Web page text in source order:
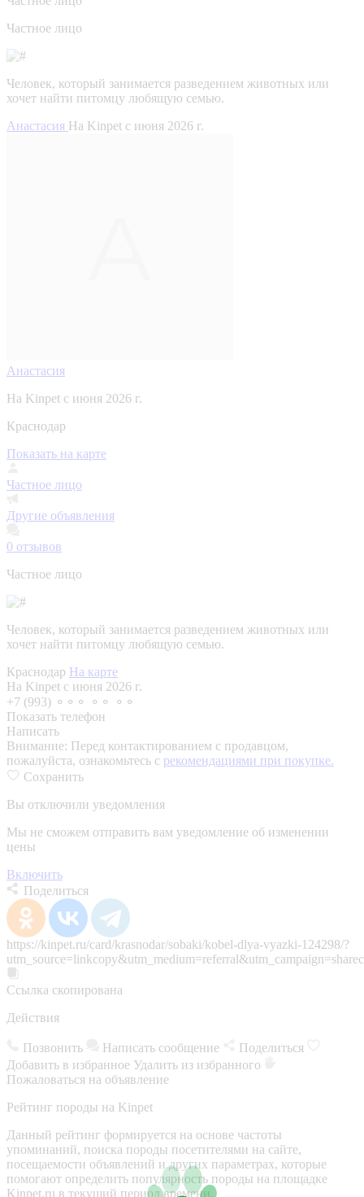
Частное лицо
Человек, который занимается разведением животных или
хочет найти питомцу любящую семью.
Анастасия На Kinpet c июня 2026 г.
Анастасия
На Kinpet c июня 2026 г.
Краснодар
Показать на карте
Частное лицо
Другие объявления
0 отзывов
Частное лицо
Человек, который занимается разведением животных или
хочет найти питомцу любящую семью.
Краснодар На карте
На Kinpet c июня 2026 г.
+7 (993) ⚬⚬⚬ ⚬⚬ ⚬⚬
Показать телефон
Написать
Внимание: Перед контактированием с продавцом,
пожалуйста, ознакомьтесь с рекомендациями при покупке.
Сохранить
Вы отключили уведомления
Мы не сможем отправить вам уведомление об изменении
цены
Включить
Поделиться
https://kinpet.ru/card/krasnodar/sobaki/kobel-dlya-vyazki-124298/?
Ссылка скопирована
Действия
Позвонить Написать сообщение
Поделиться
Добавить в избранное Удалить из избранного
Пожаловаться на объявление
Рейтинг породы на Kinpet
Данный рейтинг формируется на основе частоты
упоминаний, поиска породы посетителями на сайте,
посещаемости объявлений и других параметрах, которые
помогают определить популярность породы на площадке
Kinpet.ru в текущий период времени.